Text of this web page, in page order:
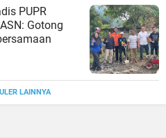
PUPR
Gotong
LAINNYA